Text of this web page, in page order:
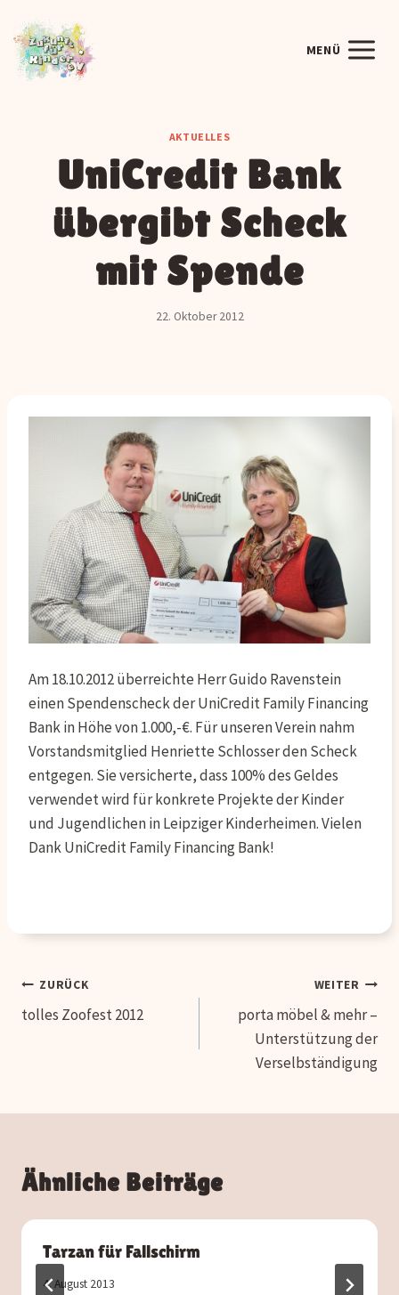
Inhalt
springen
MENÜ
AKTUELLES
UniCredit Bank
übergibt Scheck
mit Spende
22. Oktober 2012
Am 18.10.2012 überreichte Herr Guido Ravenstein
einen Spendenscheck der UniCredit Family Financing
Bank in Höhe von 1.000,-€. Für unseren Verein nahm
Vorstandsmitglied Henriette Schlosser den Scheck
entgegen. Sie versicherte, dass 100% des Geldes
verwendet wird für konkrete Projekte der Kinder
und Jugendlichen in Leipziger Kinderheimen. Vielen
Dank UniCredit Family Financing Bank!
Beitragsnavigation
ZURÜCK
tolles Zoofest 2012
WEITER
porta möbel & mehr –
Unterstützung der
Verselbständigung
Ähnliche Beiträge
Tarzan für Fallschirm
4. August 2013